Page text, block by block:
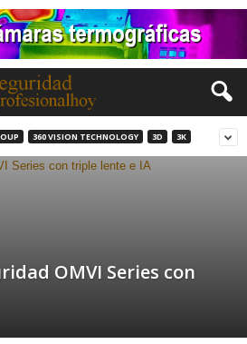
360 VISION TECHNOLOGY 3D 3K
OMVI Series con